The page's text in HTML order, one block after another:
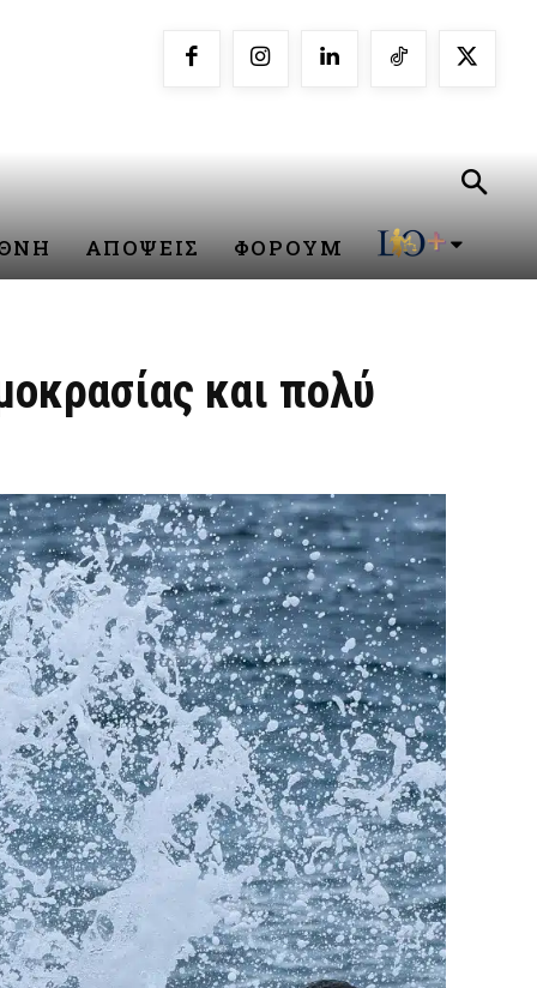
ΑΠΟΨΕΙΣ ΦΟΡΟΥΜ
και πολύ